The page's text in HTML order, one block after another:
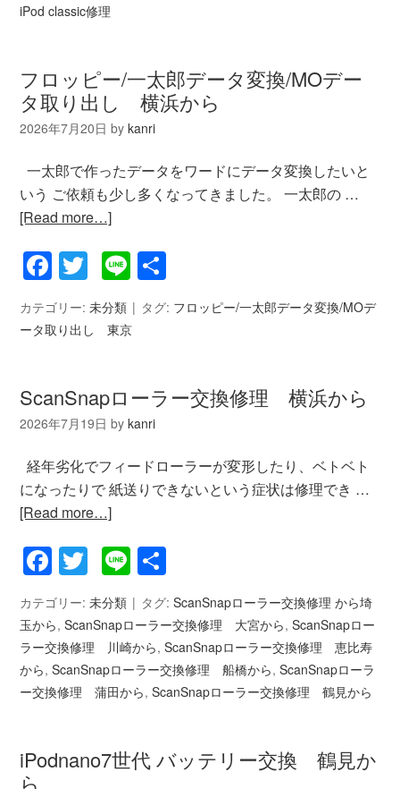
iPod classic修理
フロッピー/一太郎データ変換/MOデー
タ取り出し 横浜から
2026年7月20日 bykanri
一太郎で作ったデータをワードにデータ変換したいと
いう ご依頼も少し多くなってきました。 一太郎の …
[Read more…]
Facebook
Twitter
Line
有
カテゴリー:未分類 タグ: フロッピー/一太郎データ変換/MOデ
ータ取り出し 東京
ScanSnapローラー交換修理 横浜から
2026年7月19日 bykanri
経年劣化でフィードローラーが変形したり、ベトベト
になったりで 紙送りできないという症状は修理でき …
[Read more…]
Facebook
Twitter
Line
有
カテゴリー:未分類 タグ:ScanSnapローラー交換修理 から埼
玉から,ScanSnapローラー交換修理 大宮から,ScanSnapロー
ラー交換修理 川崎から,ScanSnapローラー交換修理 恵比寿
から,ScanSnapローラー交換修理 船橋から,ScanSnapローラ
ー交換修理 蒲田から,ScanSnapローラー交換修理 鶴見から
iPodnano7世代 バッテリー交換 鶴見か
ら